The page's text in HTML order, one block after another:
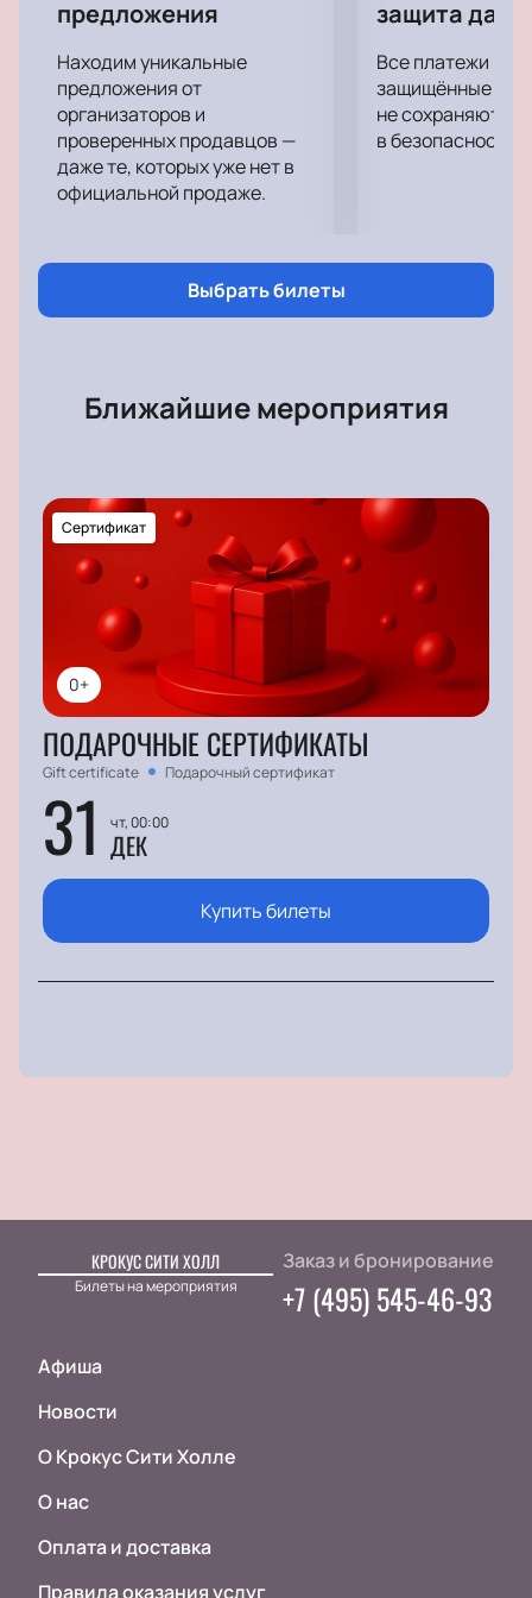
и полюбившиеся хиты из ее раннего творчества,
декорации, костюмы, подтанцовка - все это
сольется в едином порыве и унесет зрителя в
незабываемое двухчасовое путешествие.
предложения
Находим уникальные
предложения от
организаторов и
проверенных продавцов —
даже те, которых уже нет в
официальной продаже.
защита
Все платежи
защищённые
не сохраняются
в безопасности.
Выбрать билеты
Ближайшие мероприятия
0+
Сертификат
ПОДАРОЧНЫЕ СЕРТИФИКАТЫ
Gift certificate Подарочный сертификат
31 чт, 00:00
ДЕК
Купить билеты
КРОКУС СИТИ ХОЛЛ
Билеты на мероприятия
Афиша
Новости
О Крокус Сити Холле
О нас
Оплата и доставка
Правила оказания услуг
Заказ и бронирование
+7 (495) 545-46-93